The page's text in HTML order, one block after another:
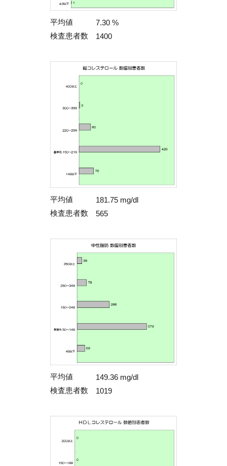
平均値
7.30 %
検査患者数
1400
平均値
181.75 mg/dl
検査患者数
565
平均値
149.36 mg/dl
検査患者数
1019